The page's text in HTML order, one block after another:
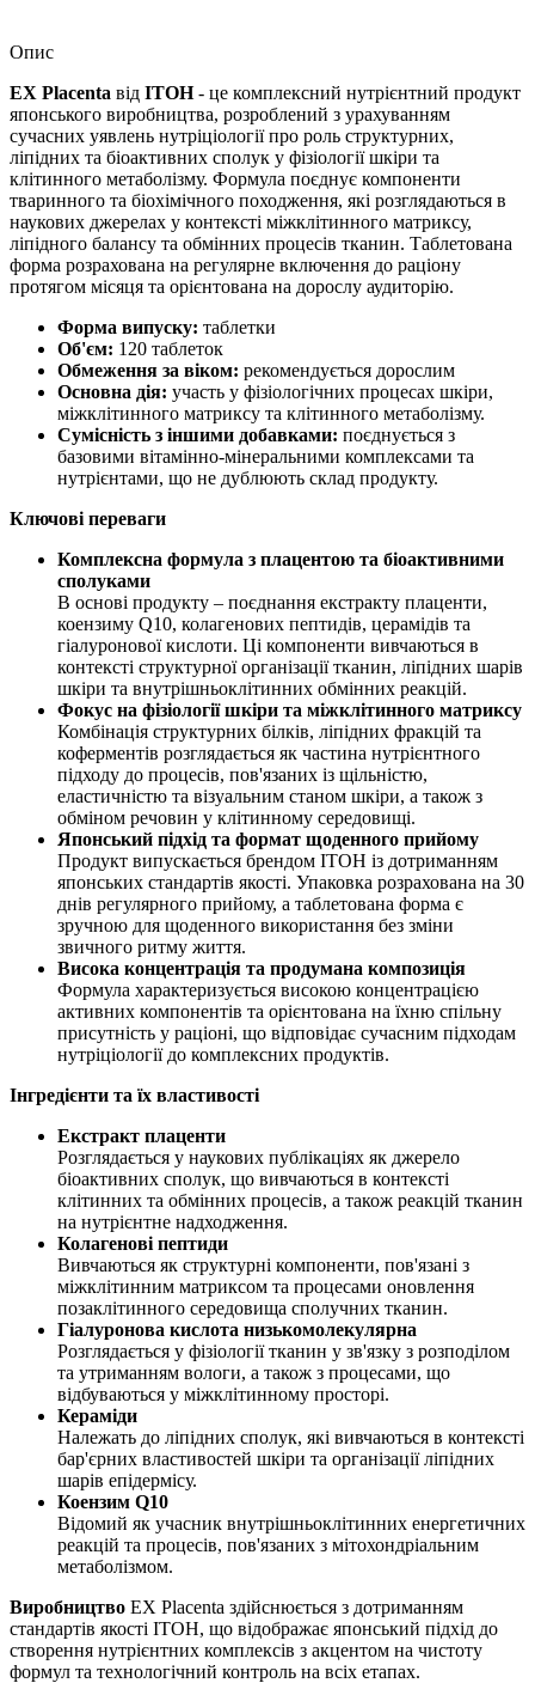
Опис
EX Placenta від ITOH- це комплексний нутрієнтний продукт
японського виробництва, розроблений з урахуванням
сучасних уявлень нутріціології про роль структурних,
ліпідних та біоактивних сполук у фізіології шкіри та
клітинного метаболізму. Формула поєднує компоненти
тваринного та біохімічного походження, які розглядаються в
наукових джерелах у контексті міжклітинного матриксу,
ліпідного балансу та обмінних процесів тканин. Таблетована
форма розрахована на регулярне включення до раціону
протягом місяця та орієнтована на дорослу аудиторію.
Форма випуску: таблетки
Об'єм: 120 таблеток
Обмеження за віком: рекомендується дорослим
Основна дія: участь у фізіологічних процесах шкіри,
міжклітинного матриксу та клітинного метаболізму.
Сумісність з іншими добавками: поєднується з
базовими вітамінно-мінеральними комплексами та
нутрієнтами, що не дублюють склад продукту.
Ключові переваги
Комплексна формула з плацентою та біоактивними
сполуками
В основі продукту – поєднання екстракту плаценти,
коензиму Q10, колагенових пептидів, церамідів та
гіалуронової кислоти. Ці компоненти вивчаються в
контексті структурної організації тканин, ліпідних шарів
шкіри та внутрішньоклітинних обмінних реакцій.
Фокус на фізіології шкіри та міжклітинного матриксу
Комбінація структурних білків, ліпідних фракцій та
коферментів розглядається як частина нутрієнтного
підходу до процесів, пов'язаних із щільністю,
еластичністю та візуальним станом шкіри, а також з
обміном речовин у клітинному середовищі.
Японський підхід та формат щоденного прийому
Продукт випускається брендом ITOH із дотриманням
японських стандартів якості. Упаковка розрахована на 30
днів регулярного прийому, а таблетована форма є
зручною для щоденного використання без зміни
звичного ритму життя.
Висока концентрація та продумана композиція
Формула характеризується високою концентрацією
активних компонентів та орієнтована на їхню спільну
присутність у раціоні, що відповідає сучасним підходам
нутріціології до комплексних продуктів.
Інгредієнти та їх властивості
Екстракт плаценти
Розглядається у наукових публікаціях як джерело
біоактивних сполук, що вивчаються в контексті
клітинних та обмінних процесів, а також реакцій тканин
на нутрієнтне надходження.
Колагенові пептиди
Вивчаються як структурні компоненти, пов'язані з
міжклітинним матриксом та процесами оновлення
позаклітинного середовища сполучних тканин.
Гіалуронова кислота низькомолекулярна
Розглядається у фізіології тканин у зв'язку з розподілом
та утриманням вологи, а також з процесами, що
відбуваються у міжклітинному просторі.
Кераміди
Належать до ліпідних сполук, які вивчаються в контексті
бар'єрних властивостей шкіри та організації ліпідних
шарів епідермісу.
Коензим Q10
Відомий як учасник внутрішньоклітинних енергетичних
реакцій та процесів, пов'язаних з мітохондріальним
метаболізмом.
Виробництво EX Placenta здійснюється з дотриманням
стандартів якості ITOH, що відображає японський підхід до
створення нутрієнтних комплексів з акцентом на чистоту
формул та технологічний контроль на всіх етапах.